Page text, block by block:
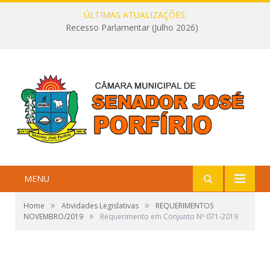
ÚLTIMAS ATUALIZAÇÕES:
Recesso Parlamentar (Julho 2026)
MENU
Home » Atividades Legislativas »
REQUERIMENTOS
NOVEMBRO/2019 » Requerimento em Conjunto Nº 071-2019